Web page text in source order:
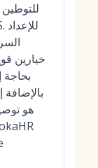
بحاجة